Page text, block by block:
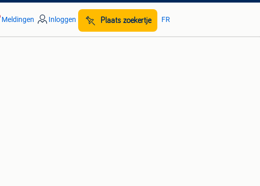
Meldingen Inloggen Plaats zoekertje FR